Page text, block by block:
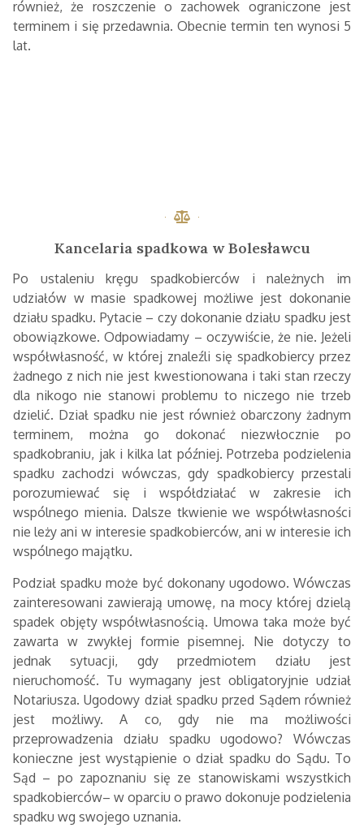
również, że roszczenie o zachowek ograniczone jest
terminem i się przedawnia. Obecnie termin ten wynosi 5
lat.
Kancelaria spadkowa w Bolesławcu
Po ustaleniu kręgu spadkobierców i należnych im
udziałów w masie spadkowej możliwe jest dokonanie
działu spadku. Pytacie – czy dokonanie działu spadku jest
obowiązkowe. Odpowiadamy – oczywiście, że nie. Jeżeli
współwłasność, w której znaleźli się spadkobiercy przez
żadnego z nich nie jest kwestionowana i taki stan rzeczy
dla nikogo nie stanowi problemu to niczego nie trzeb
dzielić. Dział spadku nie jest również obarczony żadnym
terminem, można go dokonać niezwłocznie po
spadkobraniu, jak i kilka lat później. Potrzeba podzielenia
spadku zachodzi wówczas, gdy spadkobiercy przestali
porozumiewać się i współdziałać w zakresie ich
wspólnego mienia. Dalsze tkwienie we współwłasności
nie leży ani w interesie spadkobierców, ani w interesie ich
wspólnego majątku.
Podział spadku może być dokonany ugodowo. Wówczas
zainteresowani zawierają umowę, na mocy której dzielą
spadek objęty współwłasnością. Umowa taka może być
zawarta w zwykłej formie pisemnej. Nie dotyczy to
jednak sytuacji, gdy przedmiotem działu jest
nieruchomość. Tu wymagany jest obligatoryjnie udział
Notariusza. Ugodowy dział spadku przed Sądem również
jest możliwy. A co, gdy nie ma możliwości
przeprowadzenia działu spadku ugodowo? Wówczas
konieczne jest wystąpienie o dział spadku do Sądu. To
Sąd – po zapoznaniu się ze stanowiskami wszystkich
spadkobierców– w oparciu o prawo dokonuje podzielenia
spadku wg swojego uznania.